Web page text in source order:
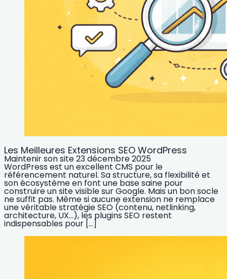
Les Meilleures Extensions SEO WordPress
Maintenir son site23 décembre 2025
WordPress est un excellent CMS pour le
référencement naturel. Sa structure, sa flexibilité et
son écosystème en font une base saine pour
construire un site visible sur Google. Mais un bon socle
ne suffit pas. Même si aucune extension ne remplace
une véritable stratégie SEO (contenu, netlinking,
architecture, UX…), les plugins SEO restent
indispensables pour […]